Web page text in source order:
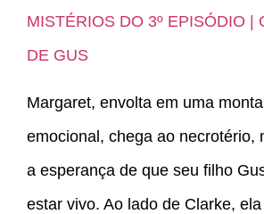
MISTÉRIOS DO 3º EPISÓDIO |
DE GUS
Margaret, envolta em uma
emocional, chega ao necrotério,
a esperança de que seu filho
estar vivo. Ao lado de Clarke,